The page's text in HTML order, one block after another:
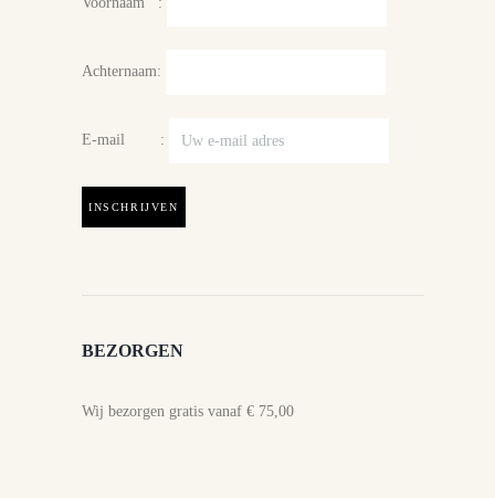
Achternaam:
E-mail :
BEZORGEN
Wij bezorgen gratis vanaf € 75,00